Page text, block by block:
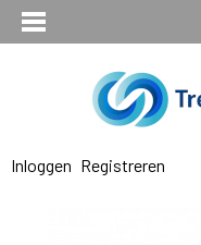
Inloggen Registreren